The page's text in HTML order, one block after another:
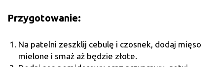
Przygotowanie:
Na patelni zeszklij cebulę i czosnek, dodaj mięso
mielone i smaż aż będzie złote.